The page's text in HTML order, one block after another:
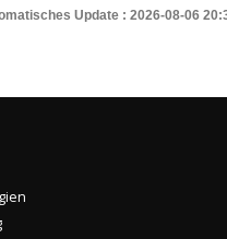
Update : 2026-08-06